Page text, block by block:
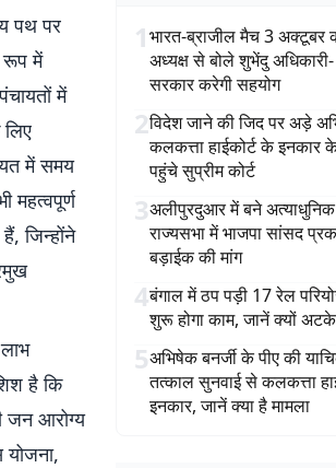
पथ पर
रूप में
में
में समय
महत्वपूर्ण
जिन्होंने
है कि
जन आरोग्य
योजना,
1भारत-ब्राजील मैच 3 अक्टूबर
अध्यक्ष से बोले शुभेंदु
सरकार करेगी सहयोग
2विदेश जाने की जिद पर अड़े
कलकत्ता हाईकोर्ट के इनकार
पहुंचे सुप्रीम कोर्ट
3अलीपुरदुआर में बने
राज्यसभा में भाजपा सांसद
बड़ाईक की मांग
4बंगाल में ठप पड़ी 17 रेल
शुरू होगा काम, जानें क्यों
5अभिषेक बनर्जी के पीए की
तत्काल सुनवाई से कलकत्ता
इनकार, जानें क्या है मामला